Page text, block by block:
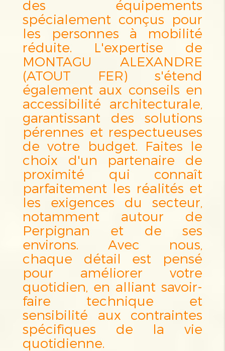
des équipements
spécialement conçus pour
les personnes à mobilité
réduite. L'expertise de
MONTAGU ALEXANDRE
(ATOUT FER) s'étend
également aux conseils en
accessibilité architecturale,
garantissant des solutions
pérennes et respectueuses
de votre budget. Faites le
choix d'un partenaire de
proximité qui connaît
parfaitement les réalités et
les exigences du secteur,
notamment autour de
Perpignan et de ses
environs. Avec nous,
chaque détail est pensé
pour améliorer votre
quotidien, en alliant savoir-
faire technique et
sensibilité aux contraintes
spécifiques de la vie
quotidienne.